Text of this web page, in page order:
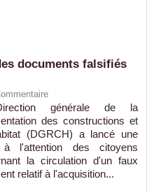
documents falsifiés
générale de la
des constructions et
(DGRCH) a lancé une
à l'attention des citoyens
la circulation d'un faux
relatif à l'acquisition...